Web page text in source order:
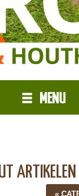
MENU
ARTIKELEN